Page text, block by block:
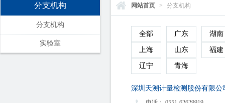
分支机构
分支机构
实验室
网站首页 > 分支机构
全部 广东 湖南
上海 山东 福建
辽宁 青海
深圳天溯计量检测股份有限公